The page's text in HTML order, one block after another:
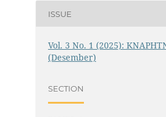
ISSUE
Vol. 3 No. 1 (2025):
(Desember)
SECTION